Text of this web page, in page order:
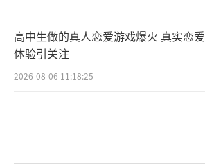
高中生做的真人恋爱游戏爆火 真实恋爱
体验引关注
2026-08-06 11:18:25